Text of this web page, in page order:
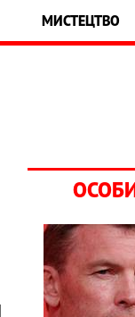
МИСТЕЦТВО